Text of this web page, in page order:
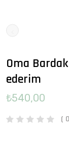
Oma
ederim
₺540,00
(